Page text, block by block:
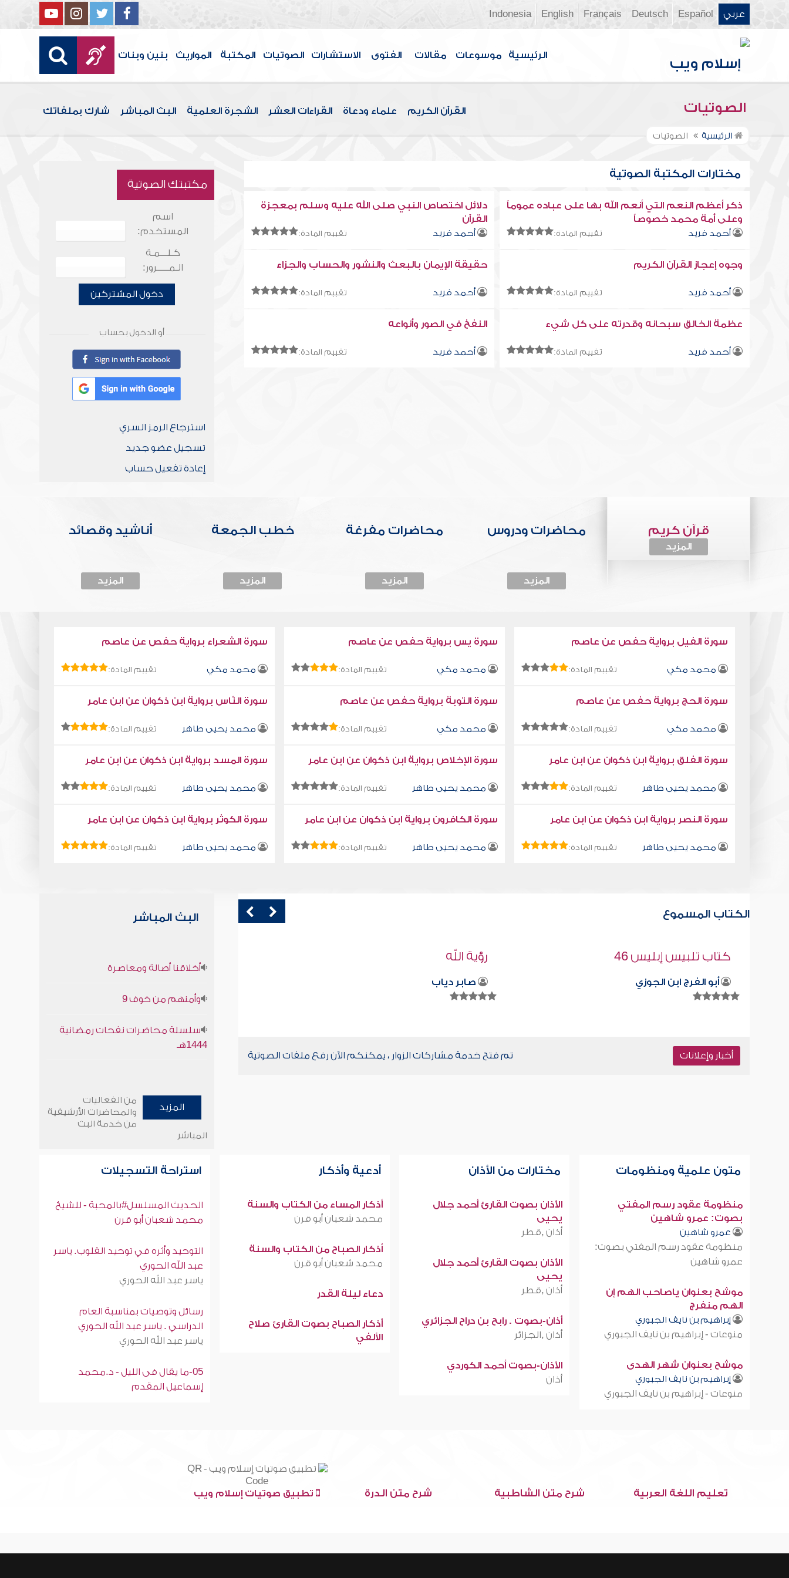
عربي Español
Deutsch
Français
English
Indonesia
الرئيسية موسوعات مقالات الفتوى الاستشارات الصوتيات المكتبة المواريث بنين وبنات
الصوتيات القرآن الكريم علماء ودعاة القراءات العشر الشجرة العلمية البث المباشر شارك بملفاتك
الرئيسية الصوتيات
مختارات المكتبة الصوتية
ذكر أعظم النعم التي أنعم الله بها على عباده عموماً
وعلى أمة محمد خصوصاً
أحمد فريد تقييم المادة:
دلائل اختصاص النبي صلى الله عليه وسلم بمعجزة
القرآن
أحمد فريد تقييم المادة:
وجوه إعجاز القرآن الكريم
أحمد فريد تقييم المادة:
حقيقة الإيمان بالبعث والنشور والحساب والجزاء
أحمد فريد تقييم المادة:
عظمة الخالق سبحانه وقدرته على كل شيء
أحمد فريد تقييم المادة:
النفخ في الصور وأنواعه
أحمد فريد تقييم المادة:
مكتبتك الصوتية
اسم
المستخدم:
كـلـــمـة
الـمـــــرور:
دخول المشتركين
أو الدخول بحساب
استرجاع الرمز السري
تسجيل عضو جديد
إعادة تفعيل حساب
قرآن كريم
المزيد
محاضرات ودروس
المزيد
محاضرات مفرغة
المزيد
خطب الجمعة
المزيد
أناشيد وقصائد
المزيد
سورة الفيل برواية حفص عن عاصم
محمد مكي تقييم المادة:
سورة يس برواية حفص عن عاصم
محمد مكي تقييم المادة:
سورة الشعراء برواية حفص عن عاصم
محمد مكي تقييم المادة:
سورة الحج برواية حفص عن عاصم
محمد مكي تقييم المادة:
سورة التوبة برواية حفص عن عاصم
محمد مكي تقييم المادة:
سورة النّاس برواية ابن ذكوان عن ابن عامر
محمد يحيى طاهر تقييم المادة:
سورة الفلق برواية ابن ذكوان عن ابن عامر
محمد يحيى طاهر تقييم المادة:
سورة الإخلاص برواية ابن ذكوان عن ابن عامر
محمد يحيى طاهر تقييم المادة:
سورة المسد برواية ابن ذكوان عن ابن عامر
محمد يحيى طاهر تقييم المادة:
سورة النصر برواية ابن ذكوان عن ابن عامر
محمد يحيى طاهر تقييم المادة:
سورة الكافرون برواية ابن ذكوان عن ابن عامر
محمد يحيى طاهر تقييم المادة:
سورة الكوثر برواية ابن ذكوان عن ابن عامر
محمد يحيى طاهر تقييم المادة:
الكتاب المسموع
رؤية الله
صابر دياب
قراءة صوتية لكتاب استمتع بحياتك " كتاب
محمد العريفي
أخبار وإعلانات تم فتح خدمة مشاركات الزوار ، يمكنكم الآن رفع ملفات الصوتية
البث المباشر
أخلاقنا أصالة ومعاصرة
وأمنهم من خوف 9
سلسلة محاضرات نفحات رمضانية
1444هـ
المزيد
من الفعاليات
والمحاضرات الأرشيفية
من خدمة البث
المباشر
متون علمية ومنظومات
منظومة عقود رسم المفتي
بصوت: عمرو شاهين
عمرو شاهين
منظومة عقود رسم المفتي بصوت:
عمرو شاهين
موشح بعنوان ياصاحب الهم إن
الهم منفرج
إبراهيم بن نايف الجبوري
منوعات - إبراهيم بن نايف الجبوري
موشح بعنوان شهر الهدى
إبراهيم بن نايف الجبوري
منوعات - إبراهيم بن نايف الجبوري
مختارات من الأذان
الأذان بصوت القارئ أحمد جلال
يحيى
أذان ,قطر
الأذان بصوت القارئ أحمد جلال
يحيى
أذان ,قطر
أذان-بصوت . رابح بن دراح الجزائري
أذان ,الجزائر
الأذان-بصوت أحمد الكوردي
أذان
أدعية وأذكار
أذكار المساء من الكتاب والسنة
محمد شعبان أبو قرن
أذكار الصباح من الكتاب والسنة
محمد شعبان أبو قرن
دعاء ليلة القدر
أذكار الصباح بصوت القارئ صلاح
الألفي
استراحة التسجيلات
الحديث المسلسل#بالمحبة - للشيخ
محمد شعبان أبو قرن
التوحيد وأثره في توحيد القلوب. ياسر
عبد الله الحوري
ياسر عبد الله الحوري
رسائل وتوصيات بمناسبة العام
الدراسي . ياسر عبد الله الحوري
ياسر عبد الله الحوري
05-ما يقال فى الليل - د.محمد
إسماعيل المقدم
تعليم اللغة العربية شرح متن الشاطبية شرح متن الدرة تطبيق صوتيات إسلام ويب